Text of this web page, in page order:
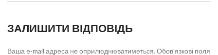
ЗАЛИШИТИ ВІДПОВІДЬ
Ваша e-mail адреса не оприлюднюватиметься. Обов’язкові поля